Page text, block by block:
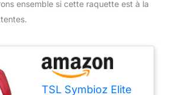
ensemble si cette raquette est à la
TSL Symbioz Elite